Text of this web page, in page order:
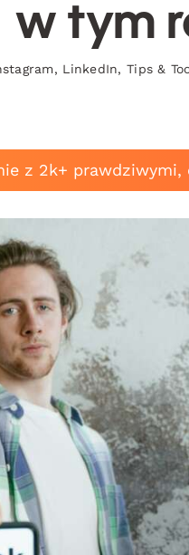
w tym
, LinkedIn, Tips &
z 2k+